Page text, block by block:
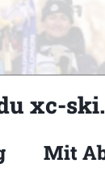
xc-
Mit